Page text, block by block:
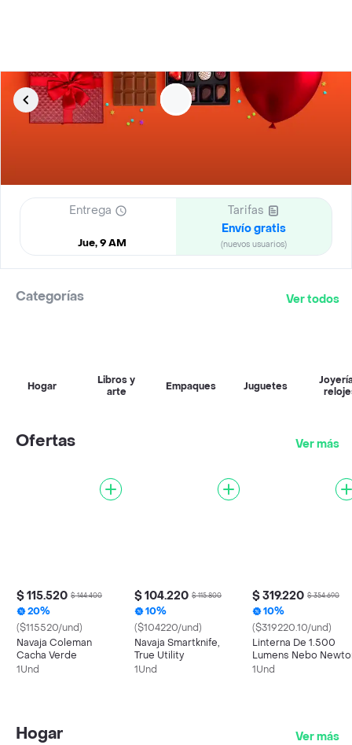
Entrega
Jue, 9 AM
Tarifas
Envío gratis
(nuevos usuarios)
Categorías Ver todos
Hogar
Libros y
arte
Empaques Juguetes
Ofertas Ver más
$ 115.520 $ 144.400
20%
($115520/und)
Navaja Coleman
Cacha Verde
1Und
$ 104.220 $ 115.800
10%
($104220/und)
Navaja Smartknife,
True Utility
1Und
$ 319.220 $ 354.690
10%
($319220.10/und)
Linterna De 1.500
Lumens Nebo
1Und
Hogar Ver más